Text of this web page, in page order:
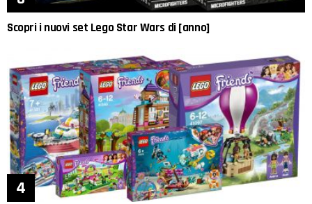
Scopri i nuovi set Lego Star Wars di [anno]